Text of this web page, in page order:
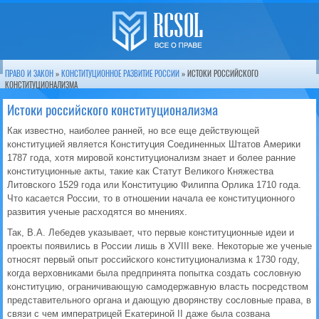
ПРАВО И ЗАКОН » КОНСТИТУЦИОННОЕ РАЗВИТИЕ РОССИИ » ИСТОКИ РОССИЙСКОГО
КОНСТИТУЦИОНАЛИЗМА
Истоки российского конституционализма
Как известно, наиболее ранней, но все еще действующей
конституцией является Конституция Соединенных Штатов Америки
1787 года, хотя мировой конституционализм знает и более ранние
конституционные акты, такие как Статут Великого Княжества
Литовского 1529 года или Конституцию Филиппа Орлика 1710 года.
Что касается России, то в отношении начала ее конституционного
развития ученые расходятся во мнениях.
Так, В.А. Лебедев указывает, что первые конституционные идеи и
проекты появились в России лишь в ХVIII веке. Некоторые же ученые
относят первый опыт российского конституционализма к 1730 году,
когда верховниками была предпринята попытка создать cословную
конституцию, ограничивающую самодержавную власть посредством
представительного органа и дающую дворянству сословные права, в
связи с чем императрицей Екатериной II даже была созвана